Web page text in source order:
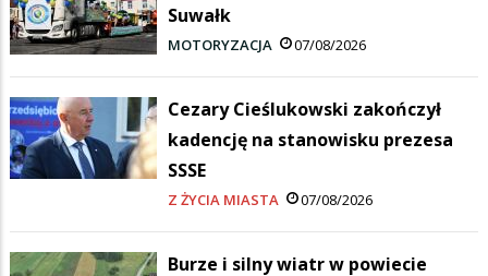
Suwałk
MOTORYZACJA 07/08/2026
Cezary Cieślukowski zakończył
kadencję na stanowisku prezesa
SSSE
Z ŻYCIA MIASTA 07/08/2026
Burze i silny wiatr w powiecie